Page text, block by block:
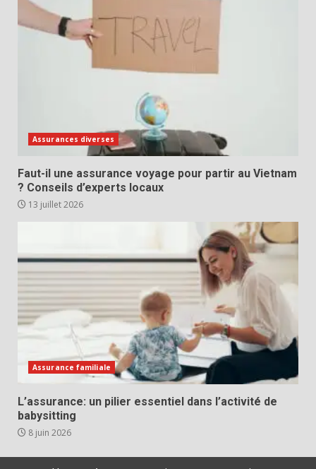
Assurances diverses
Faut-il une assurance voyage pour partir au Vietnam
? Conseils d’experts locaux
13 juillet 2026
Assurance familiale
L’assurance: un pilier essentiel dans l’activité de
babysitting
8 juin 2026